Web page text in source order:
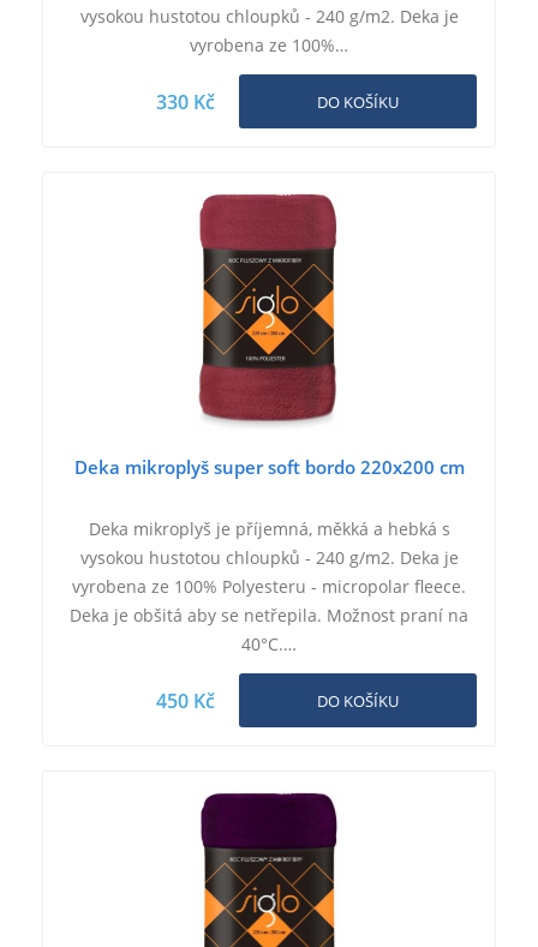
vysokou hustotou chloupků - 240 g/m2. Deka je
vyrobena ze 100%…
330 Kč DO KOŠÍKU
Deka mikroplyš super soft bordo 220x200 cm
Deka mikroplyš je příjemná, měkká a hebká s
vysokou hustotou chloupků - 240 g/m2. Deka je
vyrobena ze 100% Polyesteru - micropolar fleece.
Deka je obšitá aby se netřepila. Možnost praní na
40°C.…
450 Kč DO KOŠÍKU